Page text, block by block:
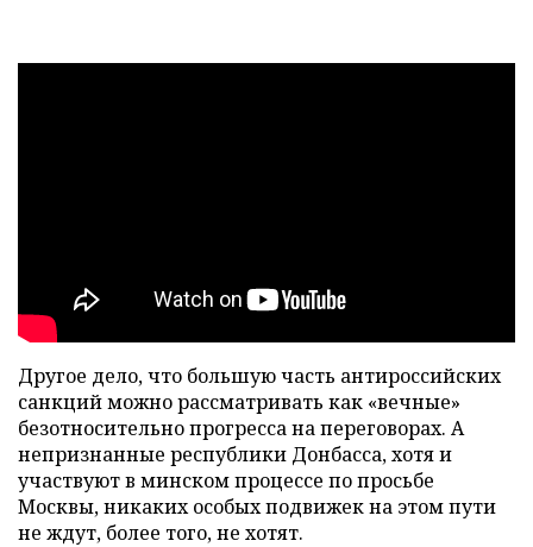
Другое дело, что большую часть антироссийских
санкций можно рассматривать как «вечные»
безотносительно прогресса на переговорах. А
непризнанные республики Донбасса, хотя и
участвуют в минском процессе по просьбе
Москвы, никаких особых подвижек на этом пути
не ждут, более того, не хотят.